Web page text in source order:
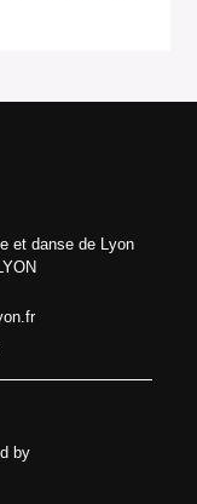
et danse de Lyon
by